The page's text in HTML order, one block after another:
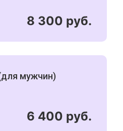
8 300 руб.
мужчин)
6 400 руб.